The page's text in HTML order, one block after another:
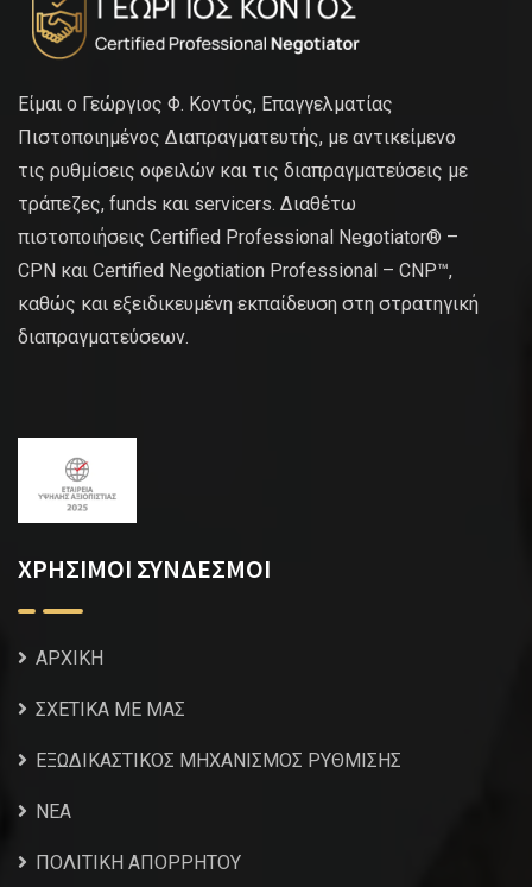
Είμαι ο Γεώργιος Φ. Κοντός, Επαγγελματίας
Πιστοποιημένος Διαπραγματευτής, με αντικείμενο
τις ρυθμίσεις οφειλών και τις διαπραγματεύσεις με
τράπεζες, funds και servicers. Διαθέτω
πιστοποιήσεις Certified Professional Negotiator® –
CPN και Certified Negotiation Professional – CNP™,
καθώς και εξειδικευμένη εκπαίδευση στη στρατηγική
διαπραγματεύσεων.
ΧΡΗΣΙΜΟΙ ΣΥΝΔΕΣΜΟΙ
ΑΡΧΙΚΗ
ΣΧΕΤΙΚΑ ΜΕ ΜΑΣ
ΕΞΩΔΙΚΑΣΤΙΚΟΣ ΜΗΧΑΝΙΣΜΟΣ ΡΥΘΜΙΣΗΣ
NEA
ΠΟΛΙΤΙΚΗ ΑΠΟΡΡΗΤΟΥ